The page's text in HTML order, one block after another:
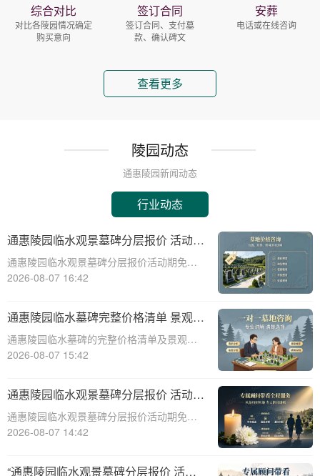
综合对比
对比各陵园情况确定
购买意向
签订合同
签订合同、支付墓
款、确认碑文
安葬
电话或在线咨询
查看更多
陵园动态
通惠陵园新闻动态
行业动态
通惠陵园临水观景墓碑分层报价 活动期
免费定制碑文图案福利详解
通惠陵园临水观景墓碑分层报价活动期免费
定制碑文图案福利详解☎ 通惠陵园电话:400-
化底蕴和人文关怀的纪念圣地，始终致力于
为家属提供最优质的哀思寄托之地
2026-08-07 16:42
通惠陵园临水墓碑完整价格清单 景观维
护费用园区全额承担详解
通惠陵园临水墓碑的完整价格清单及景观维
护费用承担详解☎ 通惠陵园电话:400-838-
服务机构，提供多种类型的墓碑选择，其中
临水墓碑因其独特的景观效果和宁
2026-08-07 15:42
通惠陵园临水观景墓碑分层报价 活动期
免费定制碑文图案详解
通惠陵园临水观景墓碑分层报价活动期免费
定制碑文图案详解☎ 通惠陵园电话:400-838-
静的纪念地，一直以其独特的自然风光和人
2026-08-07 14:42
“通惠陵园临水观景墓碑分层报价 活动